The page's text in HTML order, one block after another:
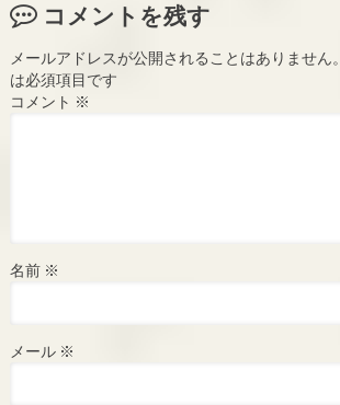
コメントを残す
メールアドレスが公開されることはありません。
は必須項目です
コメント ※
名前 ※
メール ※